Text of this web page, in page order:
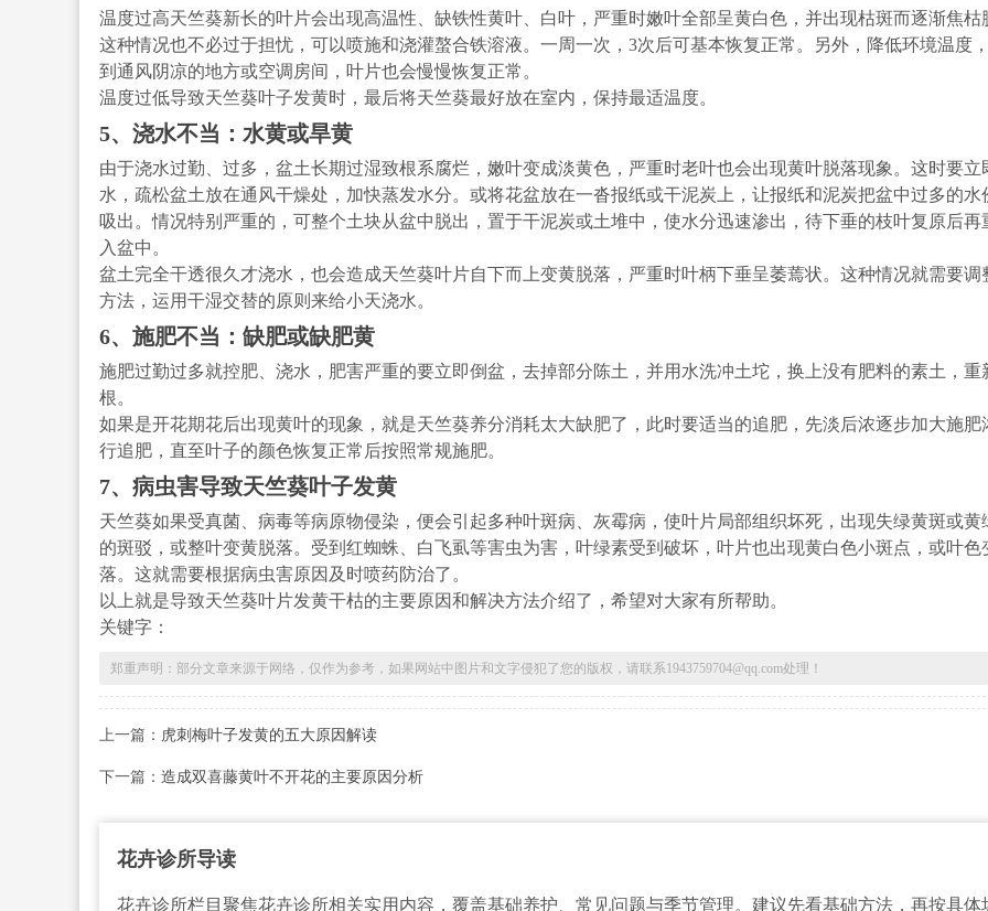
温度过高天竺葵新长的叶片会出现高温性、缺铁性黄叶、白叶，严重时嫩叶全部呈黄白色，并出现枯斑而逐渐焦枯
这种情况也不必过于担忧，可以喷施和浇灌螯合铁溶液。一周一次，3次后可基本恢复正常。另外，降低环境温度
到通风阴凉的地方或空调房间，叶片也会慢慢恢复正常。
温度过低导致天竺葵叶子发黄时，最后将天竺葵最好放在室内，保持最适温度。
5、浇水不当：水黄或旱黄
由于浇水过勤、过多，盆土长期过湿致根系腐烂，嫩叶变成淡黄色，严重时老叶也会出现黄叶脱落现象。这时要立
水，疏松盆土放在通风干燥处，加快蒸发水分。或将花盆放在一沓报纸或干泥炭上，让报纸和泥炭把盆中过多的水
吸出。情况特别严重的，可整个土块从盆中脱出，置于干泥炭或土堆中，使水分迅速渗出，待下垂的枝叶复原后再
入盆中。
盆土完全干透很久才浇水，也会造成天竺葵叶片自下而上变黄脱落，严重时叶柄下垂呈萎蔫状。这种情况就需要调
方法，运用干湿交替的原则来给小天浇水。
6、施肥不当：缺肥或缺肥黄
施肥过勤过多就控肥、浇水，肥害严重的要立即倒盆，去掉部分陈土，并用水洗冲土坨，换上没有肥料的素土，重
根。
如果是开花期花后出现黄叶的现象，就是天竺葵养分消耗太大缺肥了，此时要适当的追肥，先淡后浓逐步加大施肥
行追肥，直至叶子的颜色恢复正常后按照常规施肥。
7、病虫害导致天竺葵叶子发黄
天竺葵如果受真菌、病毒等病原物侵染，便会引起多种叶斑病、灰霉病，使叶片局部组织坏死，出现失绿黄斑或黄
的斑驳，或整叶变黄脱落。受到红蜘蛛、白飞虱等害虫为害，叶绿素受到破坏，叶片也出现黄白色小斑点，或叶色
落。这就需要根据病虫害原因及时喷药防治了。
以上就是导致天竺葵叶片发黄干枯的主要原因和解决方法介绍了，希望对大家有所帮助。
关键字：
郑重声明：部分文章来源于网络，仅作为参考，如果网站中图片和文字侵犯了您的版权，请联系1943759704@qq.com处理！
上一篇： 虎刺梅叶子发黄的五大原因解读
下一篇： 造成双喜藤黄叶不开花的主要原因分析
花卉诊所导读
花卉诊所栏目聚焦花卉诊所相关实用内容，覆盖基础养护、常见问题与季节管理。建议先看基础方法，再按具体